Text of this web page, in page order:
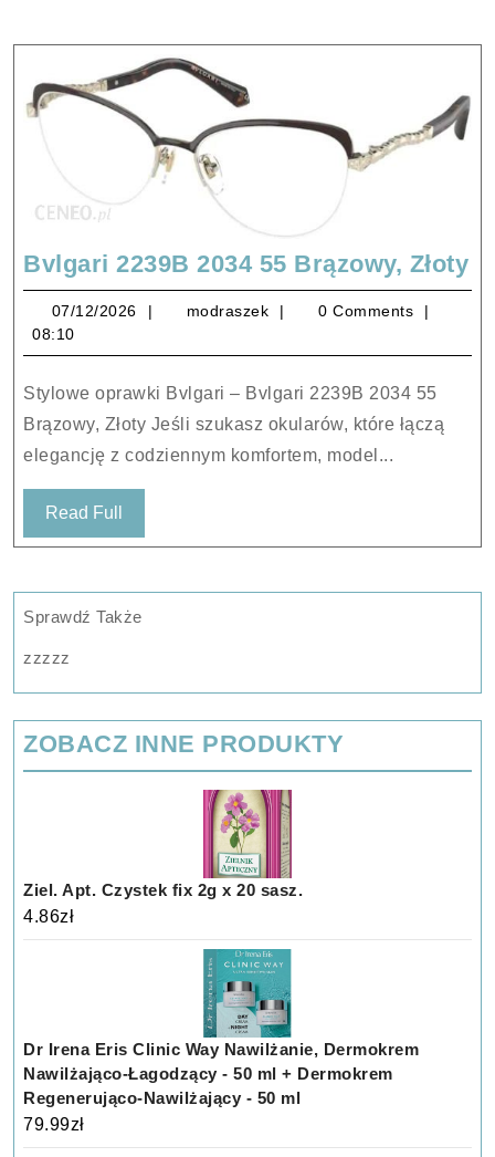
Bvlgari 2239B 2034 55 Brązowy, Złoty
55
07/12/2026 07/12/2026
modraszek modraszek
0 Comments
08:10
Stylowe oprawki Bvlgari – Bvlgari 2239B 2034 55
Brązowy, Złoty Jeśli szukasz okularów, które łączą
elegancję z codziennym komfortem, model...
Read Full
Full
Sprawdź Także
zzzzz
ZOBACZ INNE PRODUKTY
Ziel. Apt. Czystek fix 2g x 20 sasz.
4.86zł
Dr Irena Eris Clinic Way Nawilżanie, Dermokrem
Nawilżająco-Łagodzący - 50 ml + Dermokrem
Regenerująco-Nawilżający - 50 ml
79.99zł